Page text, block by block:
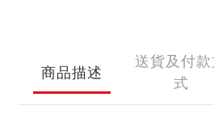
商品描述
送貨及付
式